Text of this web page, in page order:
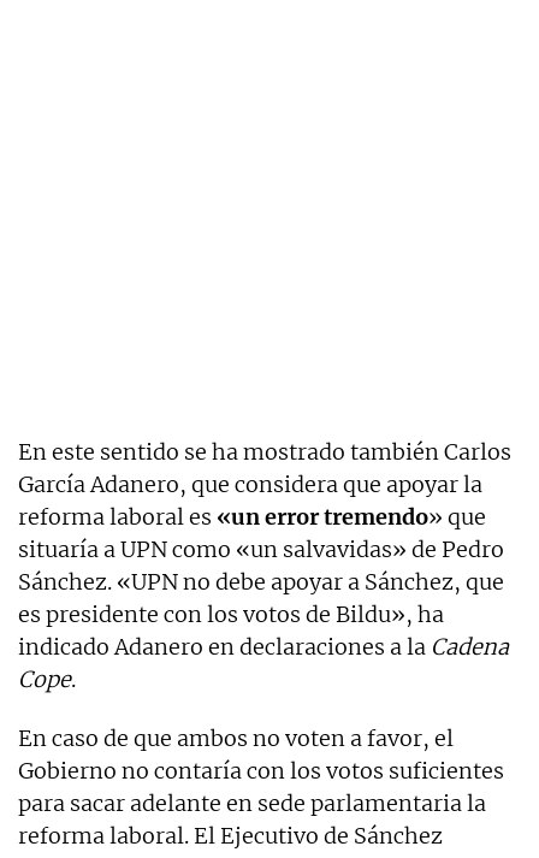
En este sentido se ha mostrado también Carlos
García Adanero, que considera que apoyar la
reforma laboral es «un error tremendo» que
situaría a UPN como «un salvavidas» de Pedro
Sánchez. «UPN no debe apoyar a Sánchez, que
es presidente con los votos de Bildu», ha
indicado Adanero en declaraciones a la Cadena
Cope.
En caso de que ambos no voten a favor, el
Gobierno no contaría con los votos suficientes
para sacar adelante en sede parlamentaria la
reforma laboral. El Ejecutivo de Sánchez